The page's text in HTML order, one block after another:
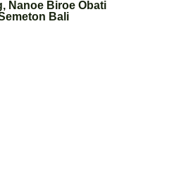
Nanoe Biroe Obati
Bali